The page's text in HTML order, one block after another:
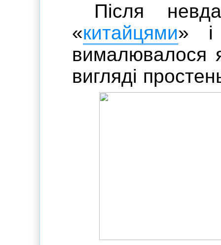
Після
«китайцями» і
вималювалося
вигляді